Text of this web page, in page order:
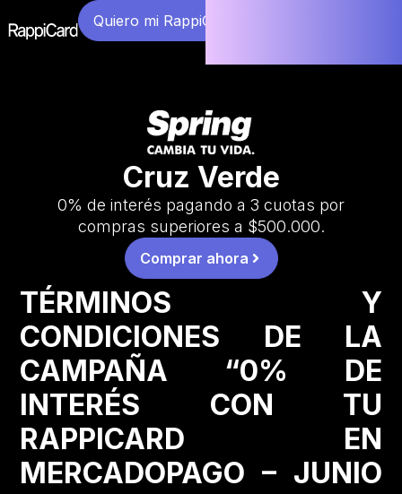
Quiero mi RappiCard
Cruz Verde
0% de interés pagando a 3 cuotas por
compras superiores a $500.000.
Comprar ahora
TÉRMINOS Y
CONDICIONES DE LA
CAMPAÑA “0% DE
INTERÉS CON TU
RAPPICARD EN
MERCADOPAGO – JUNIO